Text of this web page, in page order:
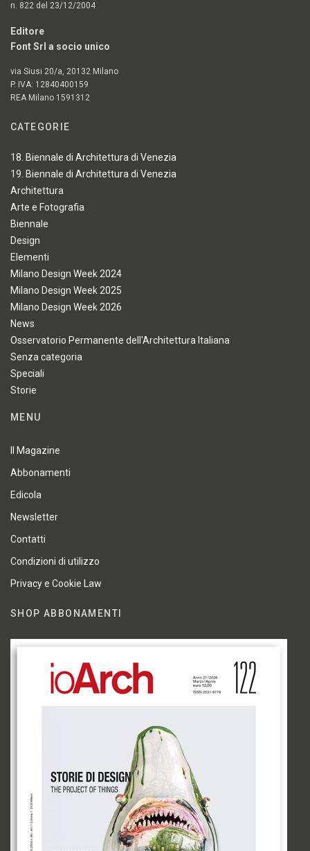
n. 822 del 23/12/2004
Editore
Font Srl a socio unico
via Siusi 20/a, 20132 Milano
P. IVA: 12840400159
REA Milano 1591312
CATEGORIE
18. Biennale di Architettura di Venezia
19. Biennale di Architettura di Venezia
Architettura
Arte e Fotografia
Biennale
Design
Elementi
Milano Design Week 2024
Milano Design Week 2025
Milano Design Week 2026
News
Osservatorio Permanente dell'Architettura Italiana
Senza categoria
Speciali
Storie
MENU
Il Magazine
Abbonamenti
Edicola
Newsletter
Contatti
Condizioni di utilizzo
Privacy e Cookie Law
SHOP ABBONAMENTI